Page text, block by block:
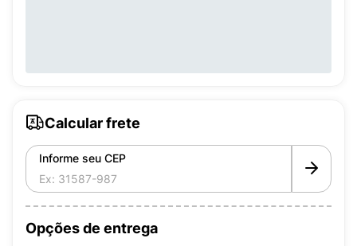
Calcular frete
Informe seu CEP
Opções de entrega